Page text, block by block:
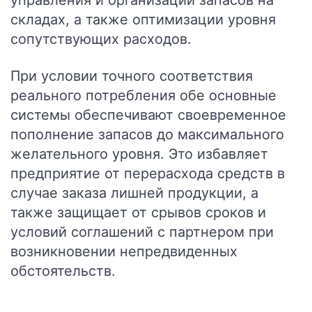
складах, а также оптимизации уровня
сопутствующих расходов.
При условии точного соответствия
реального потребления обе основные
системы обеспечивают своевременное
пополнение запасов до максимального
желательного уровня. Это избавляет
предприятие от перерасхода средств в
случае заказа лишней продукции, а
также защищает от срывов сроков и
условий соглашений с партнером при
возникновении непредвиденных
обстоятельств.